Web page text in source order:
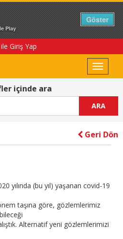
Giriş Yap
Toggle
içinde ara
ARA
Geri Dön
yılında (bu yıl) yaşanan covid-19
taşına göre, gözlemlerimiz
Alternatif yeni gözlemlerimizi
Play
Göster